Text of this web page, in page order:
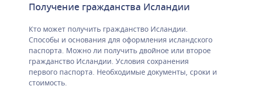
Получение гражданства Исландии
Кто может получить гражданство Исландии.
Способы и основания для оформления исландского
паспорта. Можно ли получить двойное или второе
гражданство Исландии. Условия сохранения
первого паспорта. Необходимые документы, сроки и
стоимость.